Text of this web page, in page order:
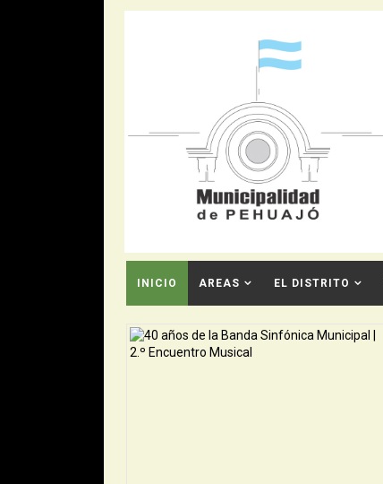
INICIO AREAS EL DISTRITO
CONTACTO